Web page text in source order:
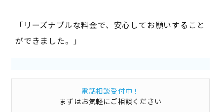
「リーズナブルな料金で、安心してお願いすること
ができました。」
電話相談受付中！
まずはお気軽にご相談ください